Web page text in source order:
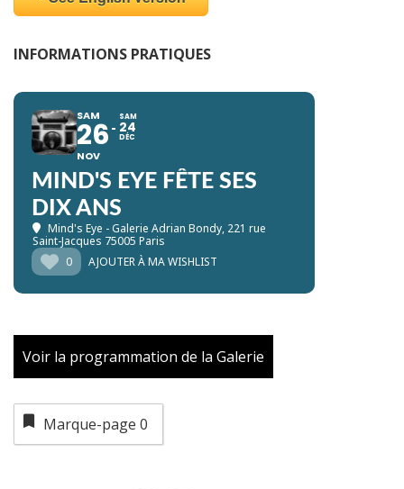
INFORMATIONS PRATIQUES
SAM
26
NOV
SAM
24
DÉC
MIND'S EYE FÊTE SES
DIX ANS
Mind's Eye - Galerie Adrian Bondy, 221 rue
Saint-Jacques 75005 Paris
0
AJOUTER À MA WISHLIST
Voir la programmation de la Galerie
Marque-page 0